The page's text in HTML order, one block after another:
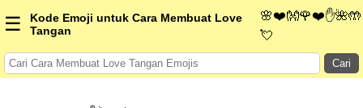
☰
Kode Emoji untuk Cara Membuat Love
Tangan
🌸❤️👐🌹❤️✋🌺🤲
💘
Cari